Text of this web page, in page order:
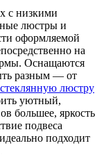
с низкими
люстры и
оформляемой
на
Оснащаются
разным — от
люстру
уютный,
большее, яркость
подвеса
подходит